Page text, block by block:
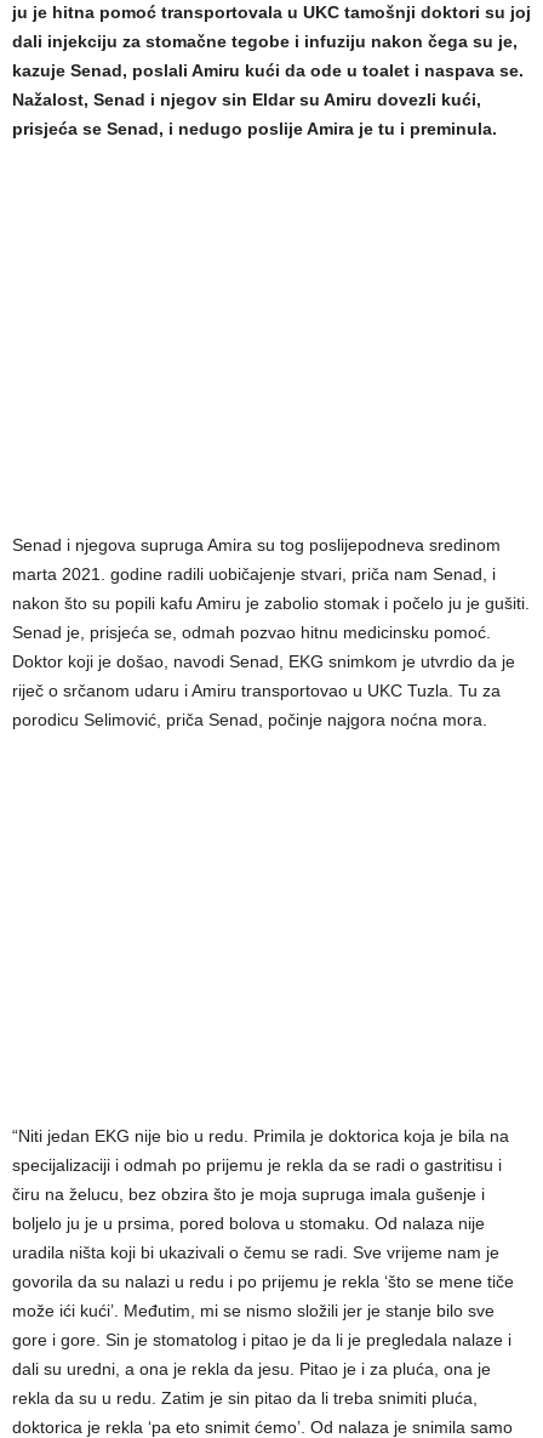
ju je hitna pomoć transportovala u UKC tamošnji doktori su joj
dali injekciju za stomačne tegobe i infuziju nakon čega su je,
kazuje Senad, poslali Amiru kući da ode u toalet i naspava se.
Nažalost, Senad i njegov sin Eldar su Amiru dovezli kući,
prisjeća se Senad, i nedugo poslije Amira je tu i preminula.
Senad i njegova supruga Amira su tog poslijepodneva sredinom
marta 2021. godine radili uobičajenje stvari, priča nam Senad, i
nakon što su popili kafu Amiru je zabolio stomak i počelo ju je gušiti.
Senad je, prisjeća se, odmah pozvao hitnu medicinsku pomoć.
Doktor koji je došao, navodi Senad, EKG snimkom je utvrdio da je
riječ o srčanom udaru i Amiru transportovao u UKC Tuzla. Tu za
porodicu Selimović, priča Senad, počinje najgora noćna mora.
“Niti jedan EKG nije bio u redu. Primila je doktorica koja je bila na
specijalizaciji i odmah po prijemu je rekla da se radi o gastritisu i
čiru na želucu, bez obzira što je moja supruga imala gušenje i
boljelo ju je u prsima, pored bolova u stomaku. Od nalaza nije
uradila ništa koji bi ukazivali o čemu se radi. Sve vrijeme nam je
govorila da su nalazi u redu i po prijemu je rekla ‘što se mene tiče
može ići kući’. Međutim, mi se nismo složili jer je stanje bilo sve
gore i gore. Sin je stomatolog i pitao je da li je pregledala nalaze i
dali su uredni, a ona je rekla da jesu. Pitao je i za pluća, ona je
rekla da su u redu. Zatim je sin pitao da li treba snimiti pluća,
doktorica je rekla ‘pa eto snimit ćemo’. Od nalaza je snimila samo